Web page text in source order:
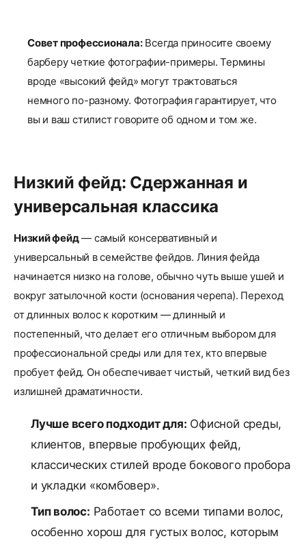
Совет профессионала:Всегда приносите своему
барберу четкие фотографии-примеры. Термины
вроде «высокий фейд» могут трактоваться
немного по-разному. Фотография гарантирует, что
вы и ваш стилист говорите об одном и том же.
Низкий фейд: Сдержанная и
универсальная классика
Низкий фейд— самый консервативный и
универсальный в семействе фейдов. Линия фейда
начинается низко на голове, обычно чуть выше ушей и
вокруг затылочной кости (основания черепа). Переход
от длинных волос к коротким — длинный и
постепенный, что делает его отличным выбором для
профессиональной среды или для тех, кто впервые
пробует фейд. Он обеспечивает чистый, четкий вид без
излишней драматичности.
Лучше всего подходит для: Офисной среды,
клиентов, впервые пробующих фейд,
классических стилей вроде бокового пробора
и укладки «комбовер».
Тип волос: Работает со всеми типами волос,
особенно хорош для густых волос, которым